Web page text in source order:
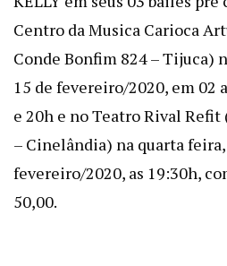
Centro da Musica Carioca
Conde Bonfim 824 – Tijuca)
15 de fevereiro/2020, em 02
e 20h e no Teatro Rival Refit
– Cinelândia) na quarta
fevereiro/2020, as 19:30h,
50,00.